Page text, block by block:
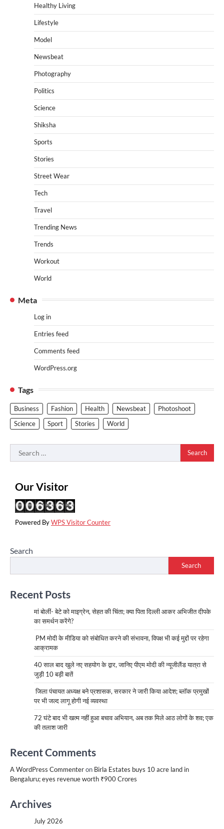
Healthy Living
Lifestyle
Model
Newsbeat
Photography
Politics
Science
Shiksha
Sports
Stories
Street Wear
Tech
Travel
Trending News
Trends
Workout
World
Meta
Log in
Entries feed
Comments feed
WordPress.org
Tags
Business Fashion Health Newsbeat
Photoshoot
Science
Sport Stories World
Search
for:
Our Visitor
Powered ByWPS Visitor Counter
Search
Search
Recent Posts
मां बोलीं- बेटे को माइग्रेन, सेहत की चिंता; क्या पिता दिल्ली आकर अभिजीत दीपके
का समर्थन करेंगे?
PM मोदी के मीडिया को संबोधित करने की संभावना, विपक्ष भी कई मुद्दों पर रहेगा
आक्रामक
40 साल बाद खुले नए सहयोग के द्वार, जानिए पीएम मोदी की न्यूजीलैंड यात्रा से
जुड़ी 10 बड़ी बातें
जिला पंचायत अध्यक्ष बने प्रशासक, सरकार ने जारी किया आदेश; ब्लॉक प्रमुखों
पर भी जल्द लागू होगी नई व्यवस्था
72 घंटे बाद भी खत्म नहीं हुआ बचाव अभियान, अब तक मिले आठ लोगों के शव; एक
की तलाश जारी
Recent Comments
A WordPress Commenteron Birla Estates buys 10 acre land in
Bengaluru; eyes revenue worth ₹900 Crores
Archives
July 2026